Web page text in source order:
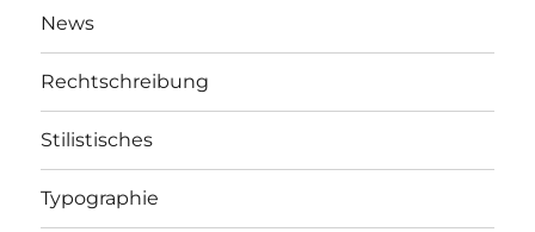
News
Rechtschreibung
Stilistisches
Typographie